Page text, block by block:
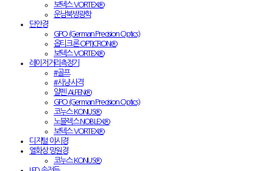
보텍스 VORTEX®
운남북방광학
단안경
GPO (German Precision Optics)
옵티크론 OPTICRON®
보텍스 VORTEX®
레이저거리측정기
#골프
#사냥·사격
알펜 ALPEN®
GPO (German Precision Optics)
코누스 KONUS®
노블렉스 NOBLEX®
보텍스 VORTEX®
디지털 야시경
열화상 망원경
코누스 KONUS®